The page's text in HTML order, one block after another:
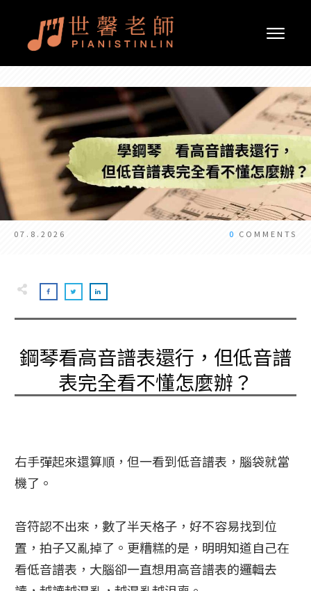
07.8.2026 0 COMMENTS
鋼琴看高音譜表還行，但低音譜
表完全看不懂怎麼辦？
右手彈起來還算順，但一看到低音譜表，腦袋就當
機了。
音符認不出來，數了半天格子，好不容易找到位
置，拍子又亂掉了。更糟糕的是，明明知道自己在
看低音譜表，大腦卻一直想用高音譜表的邏輯去